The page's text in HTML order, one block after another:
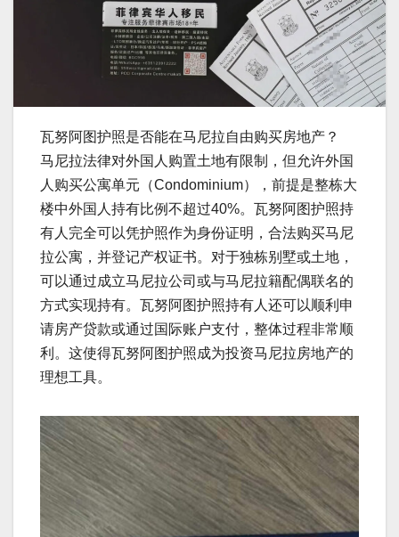
瓦努阿图护照是否能在马尼拉自由购买房地产？
马尼拉法律对外国人购置土地有限制，但允许外国
人购买公寓单元（Condominium），前提是整栋大
楼中外国人持有比例不超过40%。瓦努阿图护照持
有人完全可以凭护照作为身份证明，合法购买马尼
拉公寓，并登记产权证书。对于独栋别墅或土地，
可以通过成立马尼拉公司或与马尼拉籍配偶联名的
方式实现持有。瓦努阿图护照持有人还可以顺利申
请房产贷款或通过国际账户支付，整体过程非常顺
利。这使得瓦努阿图护照成为投资马尼拉房地产的
理想工具。